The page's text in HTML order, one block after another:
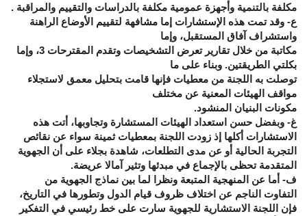
مكلفة بالتنمية وأجهزة عمومية مكلفة بالدراسات والتقييم والمراقبة .
ع- وقد تمت هذه الإستشارات إما مشافهة لتقييم الأوضاع الراهنة
واستشراف آفاق المستقبل، وإما
مكاتبة من خلال تقارير تعرض التشخيصات وتقدم المقترحات 3، وإما
بكلتي الطريقتين. وبناء على ما
توصلت به اللجنة من معطيات فإنها قامت بتحليل معمق لاستجلاء
مواقف الهيئات المعنية عن مختلف
مكونات البنيان المنشود.
غ- وبفضل حسن استعداد الهيئات المستشارة وتجاوبها، أتت هذه
الاستشارات أكلها إذ زودت اللجنة بمعطيات ثمينة سواء عن نقائص
التجربة الحالية أو عن مدى التطلعات، شاهدة بجلاء على أن الجهوية
المتقدمة تحظى بالإجماع في مبدئها وتثير آمالا عريضة.
ف- أما عن المنهجية المتبعة ونظرا لما بين نماذج الجهوية من
التفاوت الناجم عن اختلاف ظروف قيام الدول وتطورها في التاريخ،
فإن اللجنة الاستشارية للجهوية سارت على خط رئيسي في التفكير